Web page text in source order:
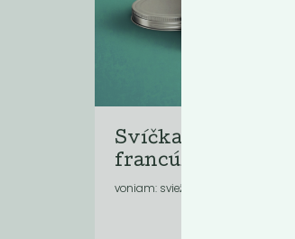
Svíčka Difera -
francúzska...
voniam: sviežo . kvetinovo . bylinkovo